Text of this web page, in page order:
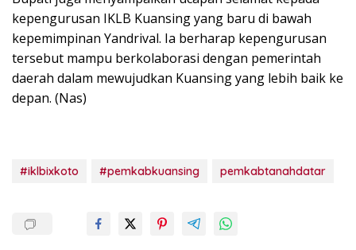
kepengurusan IKLB Kuansing yang baru di bawah
kepemimpinan Yandrival. Ia berharap kepengurusan
tersebut mampu berkolaborasi dengan pemerintah
daerah dalam mewujudkan Kuansing yang lebih baik ke
depan. (Nas)
#iklbixkoto #pemkabkuansing pemkabtanahdatar